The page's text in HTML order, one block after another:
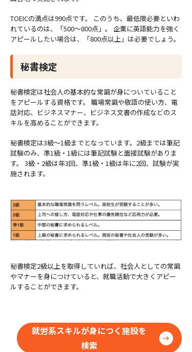
TOEICの満点は990点です。 このうち、最低限必要といわ
れているのは、「500～800点」。 企業に英語能力を強く
アピールしたい場合は、「800点以上」は必要でしょう。
秘書検定
秘書検定は社会人の基本的な常識が身についていること
をアピールする資格です。 職場常識や敬語の使い方、電
話対応、ビジネスマナー、ビジネス文書の作成などのス
キルを高めることができます。
秘書検定は3級～1級までとなっています。2級までは筆記
試験のみ、準1級・1級には筆記試験と面接試験がありま
す。 3級・2級は年3回、準1級・1級は年に2回、試験が実
施されます。
秘書検定2級以上を取得していれば、社会人としての常識
やマナーを身につけていると、就職活動で大きくアピー
ルすることができます。
就労系スキルが身につく施設を
検索